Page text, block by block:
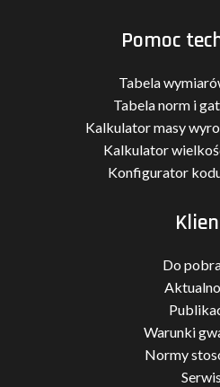
Pomoc
Tabela
Tabela norm i
Kalkulator masy
Kalkulator
Konfigurator
Do
Warunki
Normy
Serwis